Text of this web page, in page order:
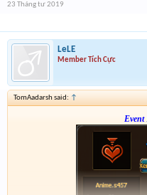
23 Tháng tư 2019
LeLE
Member Tích Cực
TomAadarsh said: ↑
Event